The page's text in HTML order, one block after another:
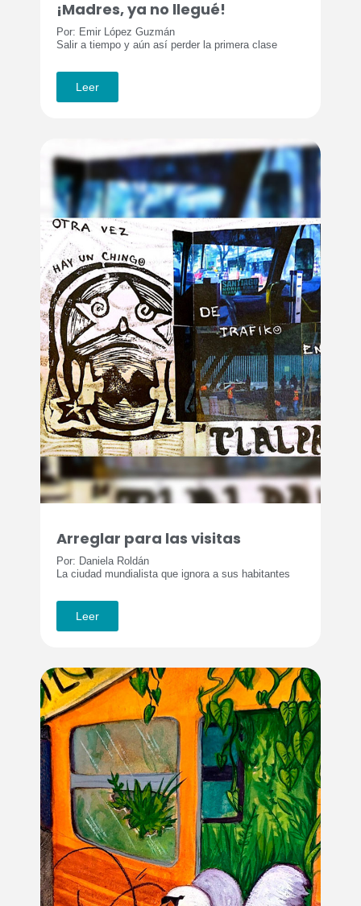
¡Madres, ya no llegué!
Por: Emir López Guzmán
Salir a tiempo y aún así perder la primera clase
Leer
Arreglar para las visitas
Por: Daniela Roldán
La ciudad mundialista que ignora a sus habitantes
Leer